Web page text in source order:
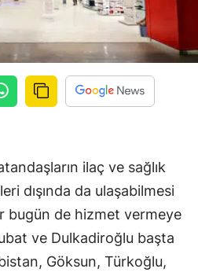
ilaç ve sağlık
dışında da ulaşabilmesi
bugün de hizmet vermeye
ve Dulkadiroğlu başta
Göksun, Türkoğlu,